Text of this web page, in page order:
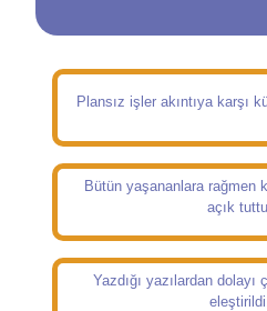
Plansız işler akıntıya karşı
Bütün yaşananlara rağmen
açık tuttu.
Yazdığı yazılardan dolayı
eleştirildi.